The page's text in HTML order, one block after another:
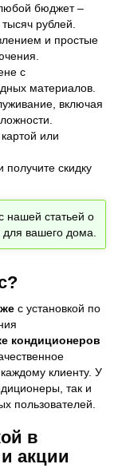
бюджет –
рублей.
и простые
с
материалов.
включая
или
получите скидку
нашей статьей о
для вашего дома.
с установкой по
кондиционеров
клиенту. У
так и
пользователей.
в
акции